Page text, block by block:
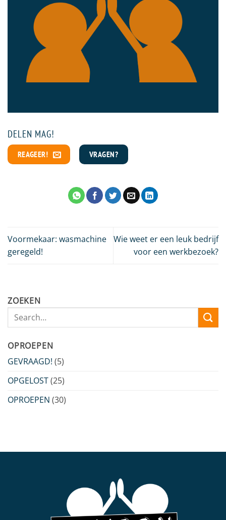
ZOEKEN
OPROEPEN
GEVRAAGD! (5)
OPGELOST(25)
OPROEPEN (30)
DELEN MAG!
REAGEER! VRAGEN?
Voormekaar: wasmachine
geregeld!
Wie weet er een leuk bedrijf
voor een werkbezoek?